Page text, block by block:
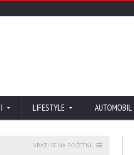
LIFESTYLE AUTOMOBIL
VRATI SE NA POČETNU